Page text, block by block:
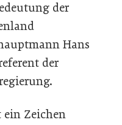
der
Hans
der
Zeichen